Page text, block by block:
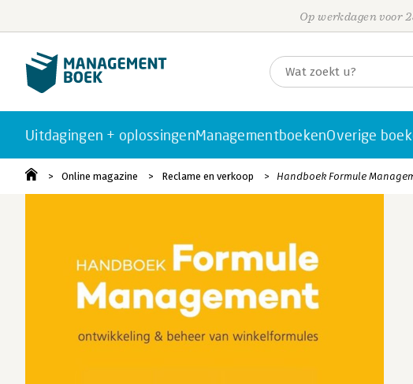
Op werkdagen voor
Uitdagingen + oplossingenManagementboekenOverige
Online magazine Reclame en verkoop Handboek Formule